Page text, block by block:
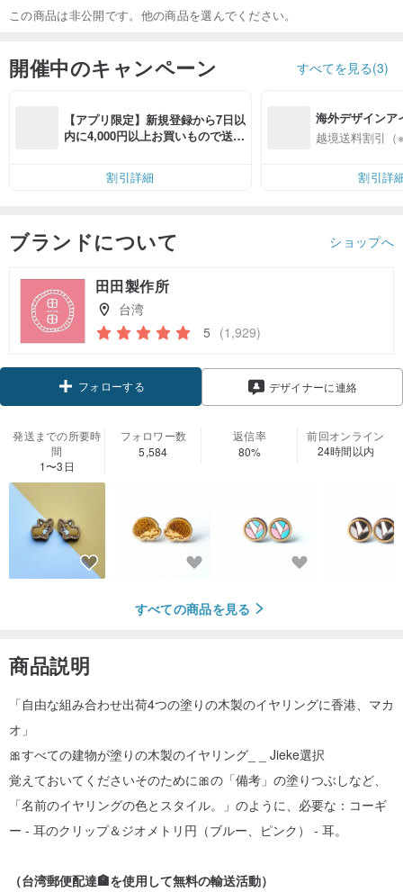
この商品は非公開です。他の商品を選んでください。
開催中のキャンペーン すべてを見る(3)
【アプリ限定】新規登録から7日以
内に4,000円以上お買いもので送料
割引詳細
海外デザインア
入
越境送料割引（
割引詳
ブランドについて ショップへ
田田製作所
台湾
5 (1,929)
フォローする デザイナーに連絡
発送までの所要時
間
1〜3日
フォロワー数
5,584
返信率
80%
前回オンライン
24時間以内
すべての商品を見る
商品説明
「自由な組み合わせ出荷4つの塗りの木製のイヤリングに香港、マカ
オ」
🎀すべての建物が塗りの木製のイヤリング_ _ Jieke選択
覚えておいてくださいそのために🎀の「備考」の塗りつぶしなど、
「名前のイヤリングの色とスタイル。」のように、必要な：コーギ
ー - 耳のクリップ＆ジオメトリ円（ブルー、ピンク） - 耳。
（台湾郵便配達🏣を使用して無料の輸送活動）